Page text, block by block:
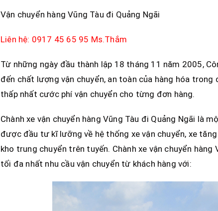
Vận chuyển hàng Vũng Tàu đi Quảng Ngãi
Liên hệ: 0917 45 65 95 Ms.Thắm
Từ những ngày đầu thành lập 18 tháng 11 năm 2005,
đến chất lượng vận chuyển, an toàn của hàng hóa
thấp nhất cước phí vận chuyển cho từng đơn hàng.
Chành xe vận chuyển hàng Vũng Tàu đi Quảng Ngãi là
được đầu tư kĩ lưỡng về hệ thống xe vận chuyển, xe
kho trung chuyển trên tuyến. Chành xe vận chuyển
tối đa nhất nhu cầu vận chuyển từ khách hàng với: